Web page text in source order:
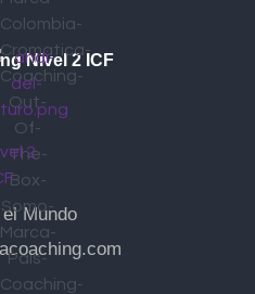
Nivel 2 ICF
Mundo